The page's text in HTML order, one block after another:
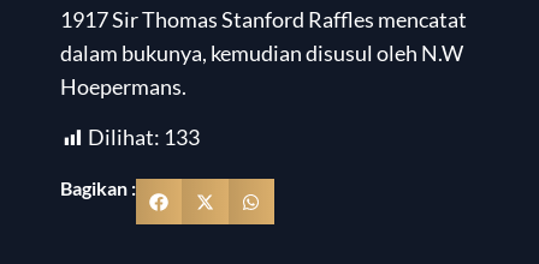
1917 Sir Thomas Stanford Raffles mencatat
dalam bukunya, kemudian disusul oleh N.W
Hoepermans.
Dilihat: 133
Bagikan :